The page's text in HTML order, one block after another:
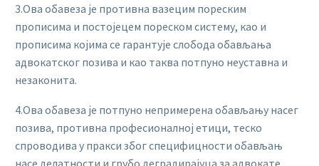
3.Ова обавеза је противна вазецим пореским
прописима и постојецем пореском систему, као и
прописима којима се гарантује слобода обављања
адвокатског позива и као таква потпуно неуставна и
незаконита.
4.Ова обавеза је потпуно непримерена обављању насег
позива, противна професионалној етици, теско
спроводива у пракси због специфицности обављањ